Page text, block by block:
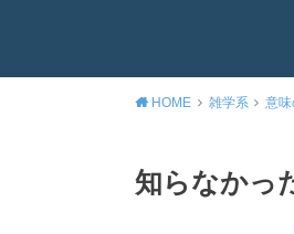
HOME 雑学系 意
知らなかっ